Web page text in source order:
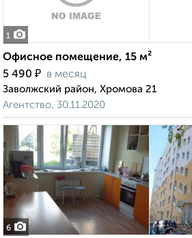
1
Офисное помещение, 15 м²
5 490 ₽ в месяц
Заволжский район, Хромова 21
Агентство, 30.11.2020
6